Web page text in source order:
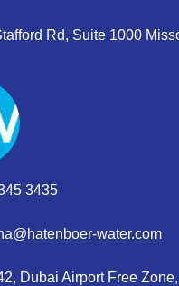
Rd, Suite 1000
3435
water.com
Dubai Airport Free